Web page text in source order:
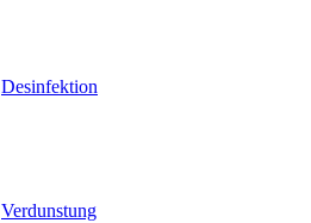
Desinfektion
Verdunstung